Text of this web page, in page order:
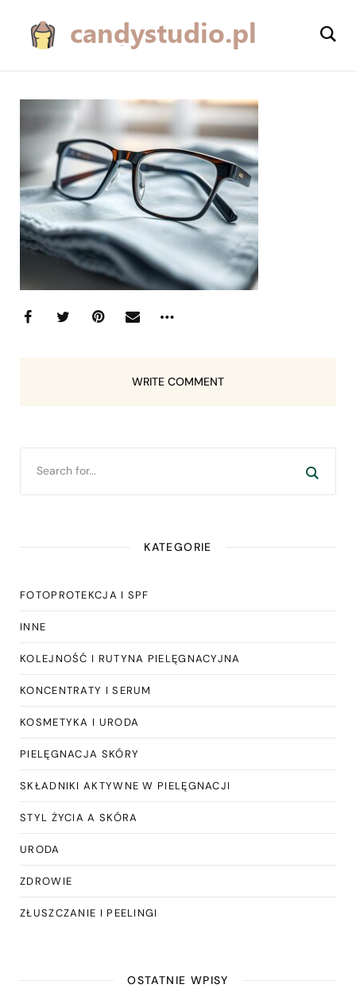
WRITE COMMENT
KATEGORIE
FOTOPROTEKCJA I SPF
INNE
KOLEJNOŚĆ I RUTYNA PIELĘGNACYJNA
KONCENTRATY I SERUM
KOSMETYKA I URODA
PIELĘGNACJA SKÓRY
SKŁADNIKI AKTYWNE W PIELĘGNACJI
STYL ŻYCIA A SKÓRA
URODA
ZDROWIE
ZŁUSZCZANIE I PEELINGI
OSTATNIE WPISY